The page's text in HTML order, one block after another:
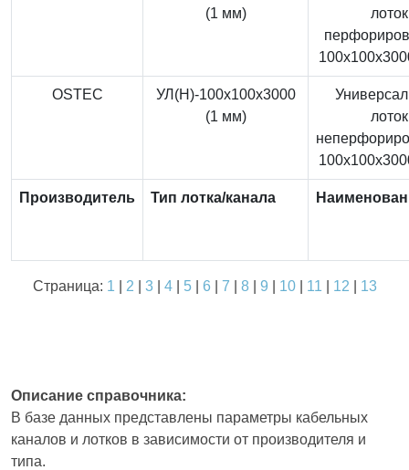
(1 мм)
лоток
OSTEC
УЛ(Н)-100x100x3000
(1 мм)
лоток
Производитель Тип лотка/канала
Страница: 1 2 3| 4| 5| 6 7 8| 9 10| 11 12 13
Описание справочника:
В базе данных представлены параметры кабельных
каналов и лотков в зависимости от производителя и
типа.